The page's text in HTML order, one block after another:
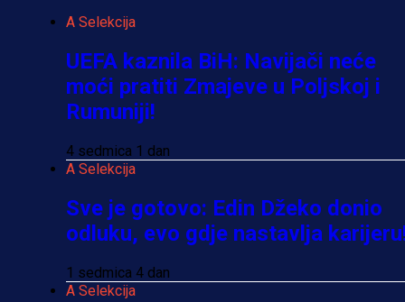
A Selekcija
UEFA kaznila BiH: Navijači neće
moći pratiti Zmajeve u Poljskoj i
Rumuniji!
4 sedmica 1 dan
A Selekcija
Sve je gotovo: Edin Džeko donio
odluku, evo gdje nastavlja
1 sedmica 4 dan
A Selekcija